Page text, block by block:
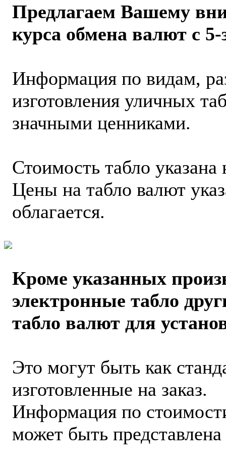
Предлагаем Вашему
курса обмена валют с
Информация по видам,
изготовления уличных
значными ценниками.
Стоимость табло
Цены на табло валют
облагается.
Кроме указанных
электронные табло
табло валют для
Это могут быть как
изготовленные на заказ.
Информация по
может быть представлена